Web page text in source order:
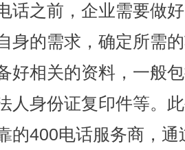
话之前，企业需要做
身的需求，确定所需
好相关的资料，一般
人身份证复印件等。
的400电话服务商，